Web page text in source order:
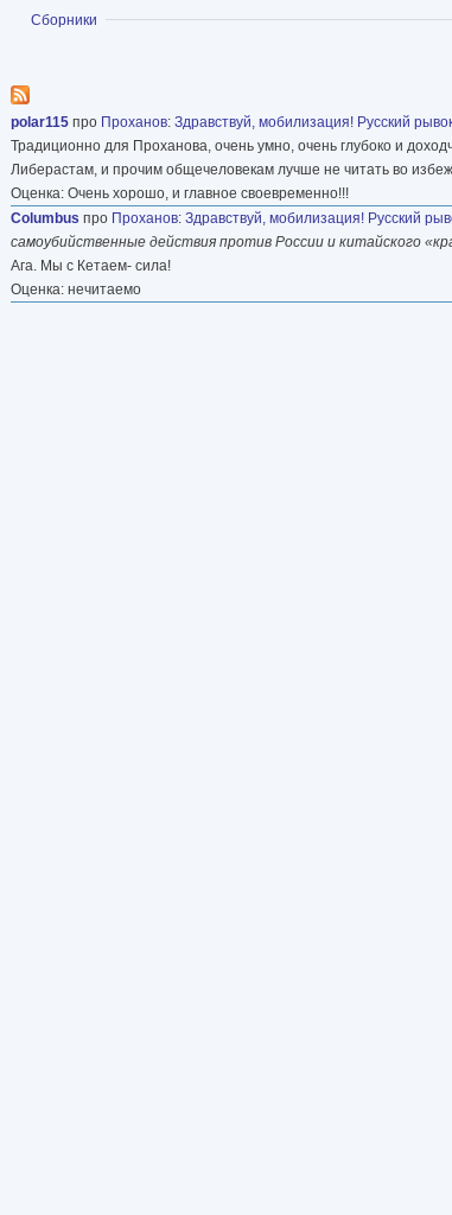
Показать
Сборники
polar115 про Проханов: Здравствуй, мобилизация! Русский
Традиционно для Проханова, очень умно, очень глубоко и
Либерастам, и прочим общечеловекам лучше не читать во
Оценка: Очень хорошо, и главное своевременно!!!
Columbus про Проханов: Здравствуй, мобилизация! Русский
самоубийственные действия против России и китайского
Ага. Мы с Кетаем- сила!
Оценка: нечитаемо